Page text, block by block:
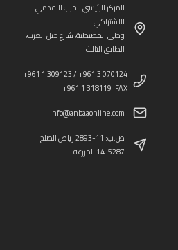
المركز الرئيسي للحزب التقدمي
الاشتراكي
وطى المصيطبة، شارع جبل العرب،
الطابق الثالث
+961 1 309123 / +961 3 070124
+961 1 318119 :FAX
info@anbaaonline.com
ص.ب: 11-2893 رياض الصلح
14-5287 المزرعة